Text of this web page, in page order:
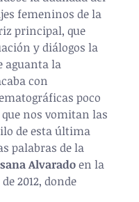
femeninos de la
principal, que
y diálogos la
aguanta la
con
poco
nos vomitan las
de esta última
palabras de la
Alvarado en la
2012, donde